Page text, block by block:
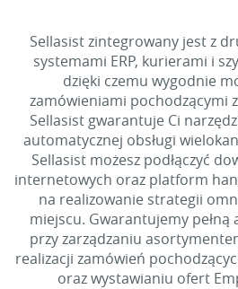
Sellasist zintegrowany jest z
systemami ERP, kurierami i
dzięki czemu wygodnie
zamówieniami pochodzącymi
Sellasist gwarantuje Ci
automatycznej obsługi
Sellasist możesz podłączyć
internetowych oraz platform
na realizowanie strategii
miejscu. Gwarantujemy
przy zarządzaniu
realizacji zamówień
oraz wystawianiu ofert